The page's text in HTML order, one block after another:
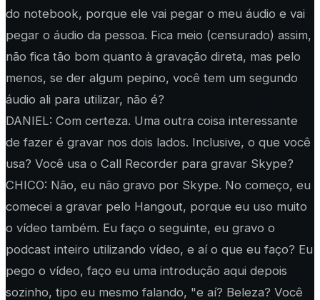
do notebook, porque ele vai pegar o meu áudio e vai
pegar o áudio da pessoa. Fica meio (censurado) assim,
não fica tão bom quanto à gravação direta, mas pelo
menos, se der algum pepino, você tem um segundo
áudio ali para utilizar, não é?
DANIEL: Com certeza. Uma outra coisa interessante
de fazer é gravar nos dois lados. Inclusive, o que você
usa? Você usa o Call Recorder para gravar Skype?
CHICO: Não, eu não gravo por Skype. No começo, eu
comecei a gravar pelo Hangout, porque eu uso muito
o vídeo também. Eu faço o seguinte, eu gravo o
podcast inteiro utilizando vídeo, e aí o que eu faço? Eu
pego o vídeo, faço eu uma introdução aqui depois
sozinho, tipo eu mesmo falando, "e aí? Beleza? Você